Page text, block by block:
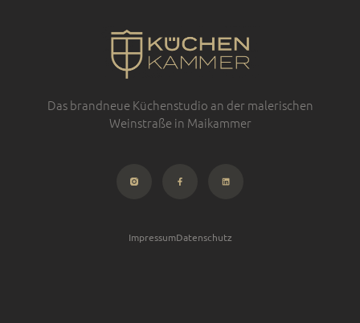
Das brandneue Küchenstudio an der malerischen
Weinstraße in Maikammer
ImpressumDatenschutz